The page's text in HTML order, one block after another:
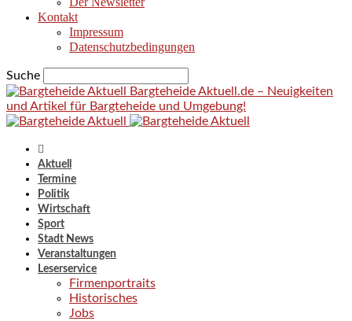
Kontakt
Impressum
Datenschutzbedingungen
Suche
Bargteheide Aktuell.de – Neuigkeiten
und Artikel für Bargteheide und Umgebung!
Aktuell
Termine
Politik
Wirtschaft
Sport
Stadt News
Veranstaltungen
Leserservice
Firmenportraits
Historisches
Jobs